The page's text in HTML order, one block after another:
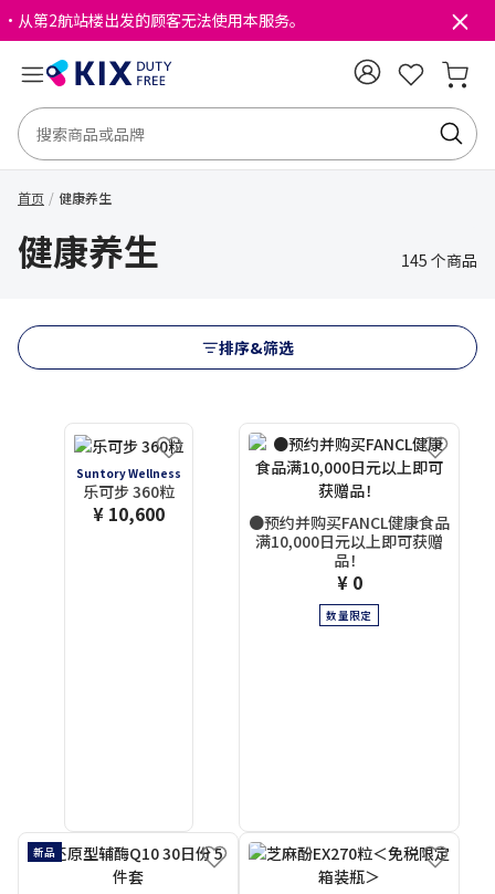
・从第2航站楼出发的顾客无法使用本服务。
首页 健康养生
健康养生 145 个商品
排序&筛选
Suntory Wellness
乐可步 360粒
¥ 10,600
●预约并购买FANCL健康食品
满10,000日元以上即可获赠
品！
¥ 0
数量限定
新品